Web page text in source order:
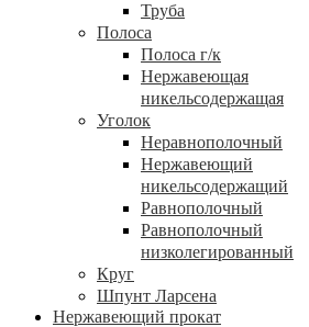
Труба
Полоса
Полоса г/к
Нержавеющая
никельсодержащая
Уголок
Неравнополочный
Нержавеющий
никельсодержащий
Равнополочный
Равнополочный
низколегированный
Круг
Шпунт Ларсена
Нержавеющий прокат